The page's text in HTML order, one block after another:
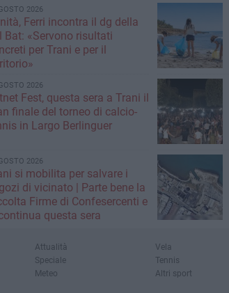
2026
Ferri incontra il dg della
Bat: «Servono risultati
per Trani e per il
2026
Fest, questa sera a Trani il
finale del torneo di calcio-
in Largo Berlinguer
2026
si mobilita per salvare i
di vicinato | Parte bene la
Firme di Confesercenti e
questa sera
Attualità
Speciale
Meteo
Vela
Tennis
Altri sport